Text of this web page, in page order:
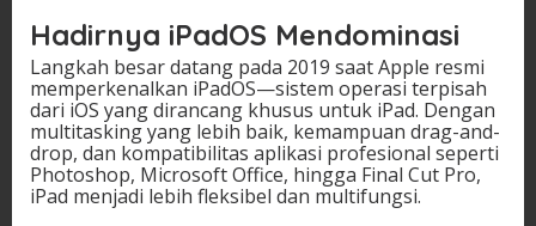
Hadirnya iPadOS Mendominasi
Langkah besar datang pada 2019 saat Apple resmi
memperkenalkan iPadOS—sistem operasi terpisah
dari iOS yang dirancang khusus untuk iPad. Dengan
multitasking yang lebih baik, kemampuan drag-and-
drop, dan kompatibilitas aplikasi profesional seperti
Photoshop, Microsoft Office, hingga Final Cut Pro,
iPad menjadi lebih fleksibel dan multifungsi.